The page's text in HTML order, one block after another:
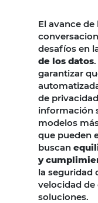
El avance
desafíos en
de los datos
garantizar
de
información
modelos
que pueden
buscan
y
la seguridad
velocidad de
soluciones.